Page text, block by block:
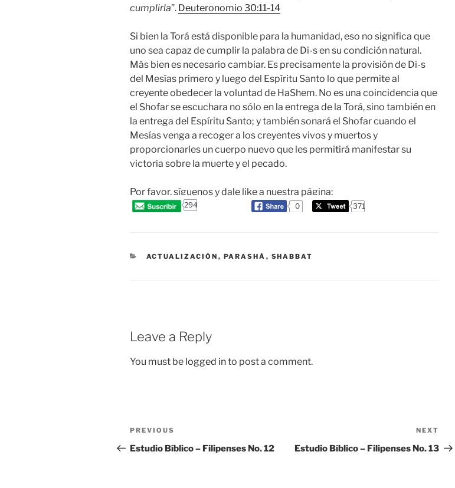
cumplirla”. Deuteronomio 30:11-14
Si bien la Torá está disponible para la humanidad, eso no significa que
uno sea capaz de cumplir la palabra de Di-s en su condición natural.
Más bien es necesario cambiar. Es precisamente la provisión de Di-s
del Mesías primero y luego del Espíritu Santo lo que permite al
creyente obedecer la voluntad de HaShem. No es una coincidencia que
el Shofar se escuchara no sólo en la entrega de la Torá, sino también en
la entrega del Espíritu Santo; y también sonará el Shofar cuando el
Mesías venga a recoger a los creyentes vivos y muertos y
proporcionarles un cuerpo nuevo que les permitirá manifestar su
victoria sobre la muerte y el pecado.
Por favor, síguenos y dale like a nuestra página:
294 0 371
CATEGORIES
ACTUALIZACIÓN , PARASHÁ , SHABBAT
Leave a Reply
You must be logged into post a comment.
Post
navigation
Previous
Post
PREVIOUS
Estudio Bíblico – Filipenses No. 12
Post
NEXT
Estudio Bíblico – Filipenses No. 13